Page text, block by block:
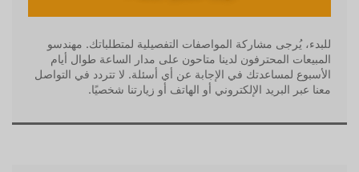
للبدء، يُرجى مشاركة المواصفات التفصيلية لمتطلباتك. مهندسو
المبيعات المحترفون لدينا متاحون على مدار الساعة طوال أيام
الأسبوع لمساعدتك في الإجابة عن أي أسئلة. لا تتردد في التواصل
معنا عبر البريد الإلكتروني أو الهاتف أو زيارتنا شخصيًا.